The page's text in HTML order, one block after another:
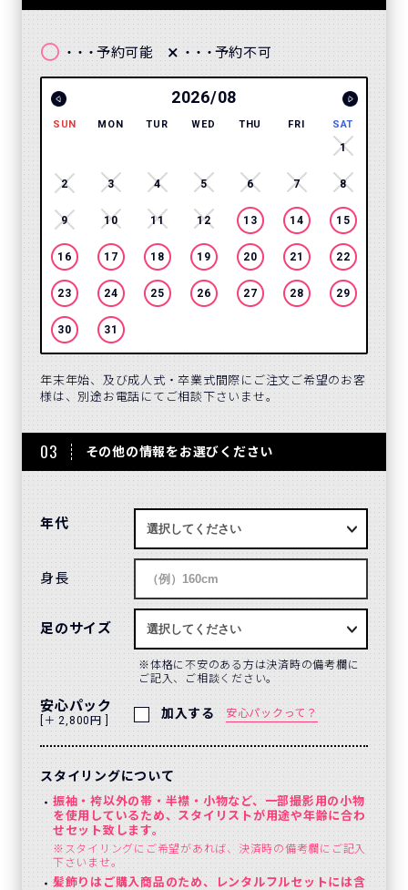
〇 ・・・ 予約可能 × ・・・ 予約不可
2026/08
SUN MON TUR WED THU FRI SAT
1
2 3 4 5 6 7 8
9 10 11 12 13 14 15
16 17 18 19 20 21 22
23 24 25 26 27 28 29
30 31
SUN
13
20
27
年末年始、及び成人式・卒業式間際にご注文ご希望のお客
様は、別途お電話にてご相談下さいませ。
03 その他の情報をお選びください
年代
身長
足のサイズ
体格に不安のある方は決済時の備考欄に
ご記入、ご相談ください。
安心パック
[＋ 2,800円 ] 加入する 安心パックって？
スタイリングについて
振袖・袴以外の帯・半襟・小物など、一部撮影用の小物
を使用しているため、スタイリストが用途や年齢に合わ
せセット致します。
※スタイリングにご希望があれば、決済時の備考欄にご記入
下さいませ。
髪飾りはご購入商品のため、レンタルフルセットには含